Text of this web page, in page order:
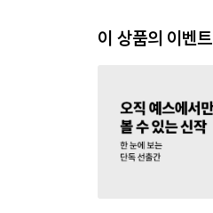
이 상품의 이벤트